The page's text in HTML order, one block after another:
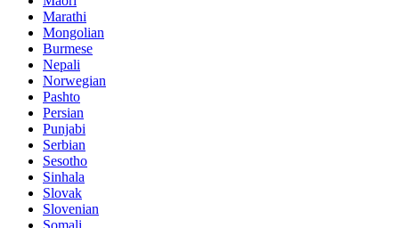
Marathi
Mongolian
Burmese
Nepali
Norwegian
Pashto
Persian
Punjabi
Serbian
Sesotho
Sinhala
Slovak
Slovenian
Somali